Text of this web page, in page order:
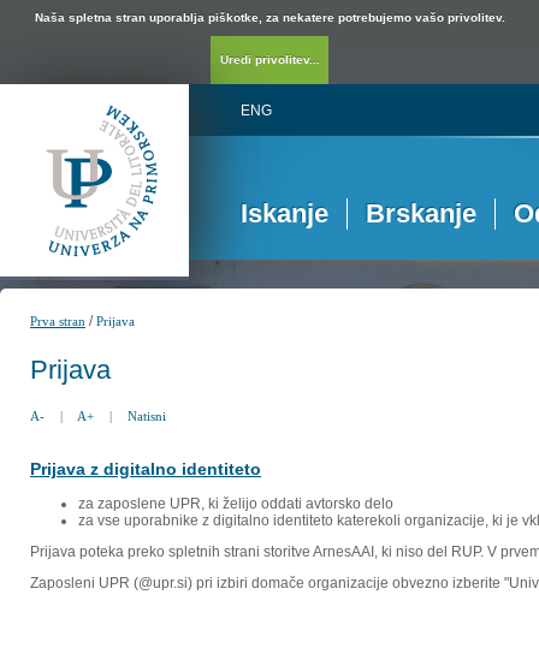
Naša spletna stran uporablja piškotke, za nekatere potrebujemo vašo privolitev.
Uredi privolitev...
ENG
Iskanje Brskanje
Prva stran /Prijava
Prijava
A- | A+ | Natisni
Prijava z digitalno identiteto
za zaposlene UPR, ki želijo oddati avtorsko delo
za vse uporabnike z digitalno identiteto katerekoli organizacije, ki je
Prijava poteka preko spletnih strani storitve ArnesAAI, ki niso del RUP. V
Zaposleni UPR (@upr.si) pri izbiri domače organizacije obvezno izberite